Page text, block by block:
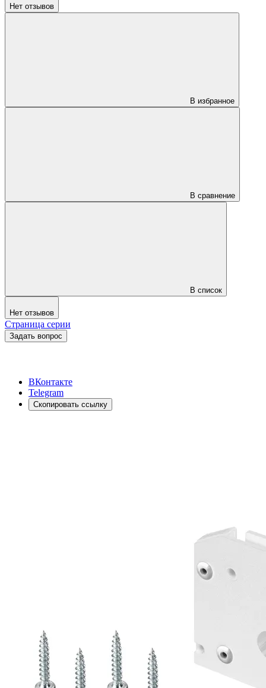
Нет отзывов
В избранное
В сравнение
В список
Нет отзывов
Страница серии
Задать вопрос
ВКонтакте
Telegram
Скопировать ссылку